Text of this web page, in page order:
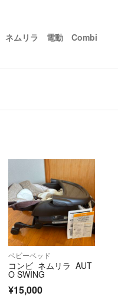
ネムリラ 電動 Combi
ベビーベッド
コンビ ネムリラ AUT
O SWING
¥15,000